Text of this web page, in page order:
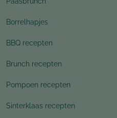
Borrelhapjes
BBQ recepten
Brunch recepten
Pompoen recepten
Sinterklaas recepten